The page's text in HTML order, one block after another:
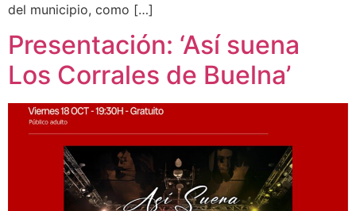
del municipio, como […]
Presentación: ‘Así suena
Los Corrales de Buelna’